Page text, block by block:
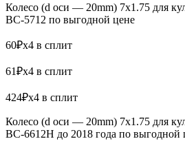
Колесо (d оси — 20mm) 7х1.75 для
BC-5712 по выгодной цене
60₽x4 в сплит
61₽x4 в сплит
424₽x4 в сплит
Колесо (d оси — 20mm) 7х1.75 для
BC-6612H до 2018 года по выгодной